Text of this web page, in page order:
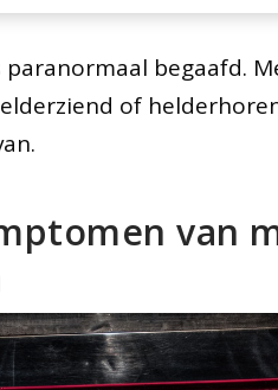
begaafd.
of
van